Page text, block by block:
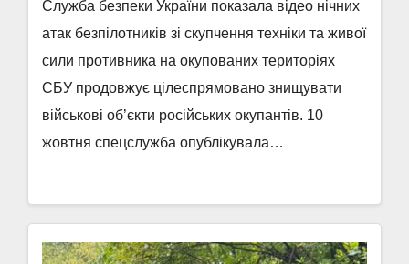
Служба безпеки України показала відео нічних
атак безпілотників зі скупчення техніки та живої
сили противника на окупованих територіях
СБУ продовжує цілеспрямовано знищувати
військові об’єкти російських окупантів. 10
жовтня спецслужба опублікувала…